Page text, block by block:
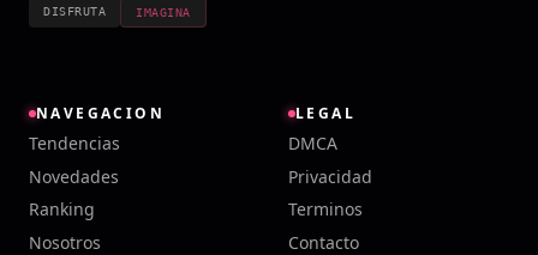
DISFRUTA IMAGINA
NAVEGACION
Tendencias
Novedades
Ranking
Nosotros
LEGAL
DMCA
Privacidad
Terminos
Contacto